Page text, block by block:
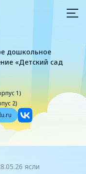
дошкольное
«Детский сад
1)
2)
ясли